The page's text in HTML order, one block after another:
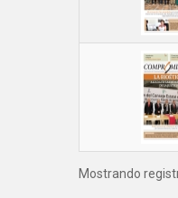
Mostrando